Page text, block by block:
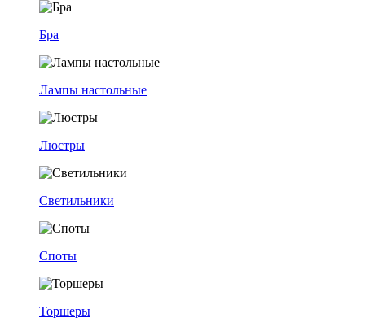
Бра
Лампы настольные
Люстры
Светильники
Споты
Торшеры